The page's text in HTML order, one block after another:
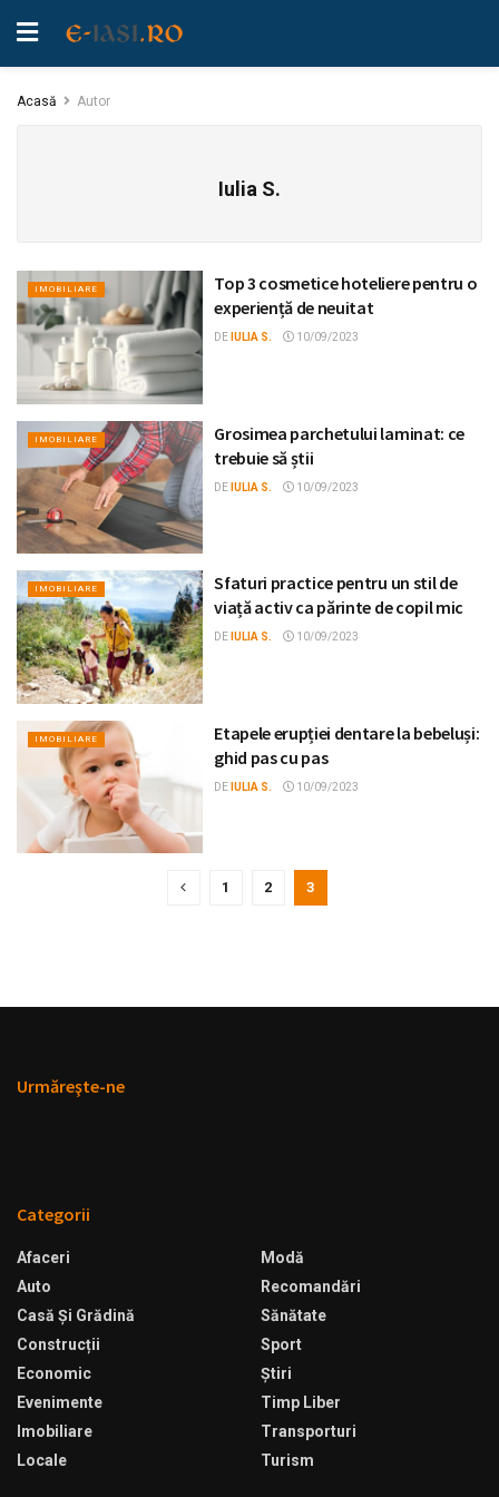
Acasă Autor
Iulia S.
IMOBILIARE
Top 3 cosmetice hoteliere pentru o
experiență de neuitat
DE IULIA S. 10/09/2023
IMOBILIARE
Grosimea parchetului laminat: ce
trebuie să știi
DE IULIA S. 10/09/2023
IMOBILIARE
Sfaturi practice pentru un stil de
viață activ ca părinte de copil mic
DE IULIA S. 10/09/2023
IMOBILIARE
Etapele erupției dentare la bebeluși:
ghid pas cu pas
DE IULIA S. 10/09/2023
1 2 3
Urmăreşte-ne
Categorii
Afaceri
Auto
Casă Şi Grădină
Construcții
Economic
Evenimente
Imobiliare
Locale
Modă
Recomandări
Sănătate
Sport
Ştiri
Timp Liber
Transporturi
Turism